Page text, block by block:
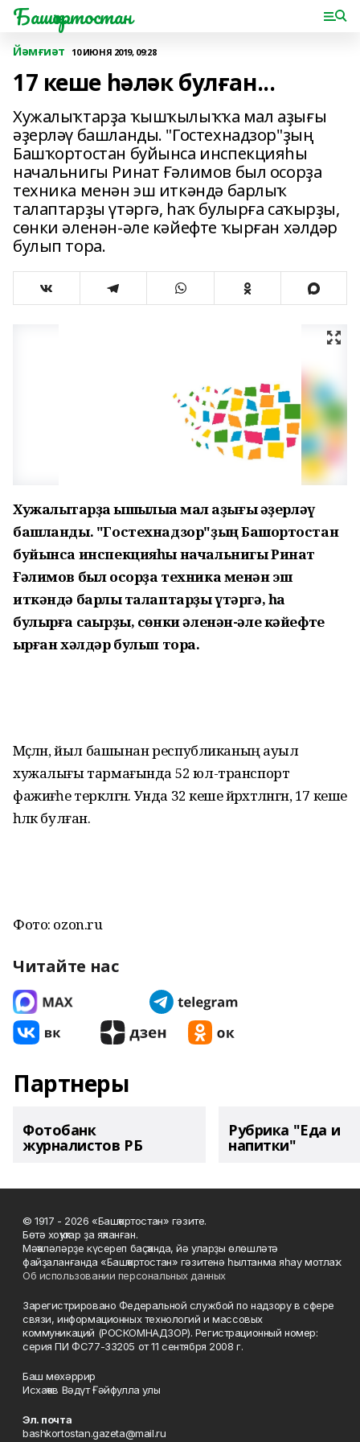
Башҡортостан
Йәмғиәт 10 ИЮНЯ 2019, 09:28
17 кеше һәләк булған...
Хужалыҡтарҙа ҡышҡылыҡҡа мал аҙығы
әҙерләү башланды. "Гостехнадзор"ҙың
Башҡортостан буйынса инспекцияһы
начальнигы Ринат Ғәлимов был осорҙа
техника менән эш иткәндә барлыҡ
талаптарҙы үтәргә, һаҡ булырға саҡырҙы,
сөнки әленән-әле кәйефте ҡырған хәлдәр
булып тора.
Хужалыҡтарҙа ҡышҡылыҡҡа мал аҙығы әҙерләү
башланды. "Гостехнадзор"ҙың Башҡортостан
буйынса инспекцияһы начальнигы Ринат
Ғәлимов был осорҙа техника менән эш
иткәндә барлыҡ талаптарҙы үтәргә, һаҡ
булырға саҡырҙы, сөнки әленән-әле кәйефте
ҡырған хәлдәр булып тора.
Мәҫәлән, йыл башынан республиканың ауыл
хужалығы тармағында 52 юл-транспорт
фажиғәһе теркәлгән. Унда 32 кеше йәрәхәтләнгән, 17 кеше
һәләк булған.
Фото: ozon.ru
Читайте нас
Партнеры
Фотобанк
журналистов РБ
Рубрика "Еда и
напитки"
© 1917 - 2026 «Башҡортостан» гәзите.
Бөтә хоҡуҡтар ҙа яҡланған.
Мәҡәләләрҙе күсереп баҫҡанда, йә уларҙы өлөшләтә
файҙаланғанда «Башҡортостан» гәзитенә һылтанма яһау мотлаҡ.
Об использовании персональных данных
Зарегистрировано Федеральной службой по надзору в сфере
связи, информационных технологий и массовых
коммуникаций (РОСКОМНАДЗОР). Регистрационный номер:
серия ПИ ФС77-33205 от 11 сентября 2008 г.
Баш мөхәррир
Исхаҡов Вәдүт Ғәйфулла улы
Эл. почта
bashkortostan.gazeta@mail.ru